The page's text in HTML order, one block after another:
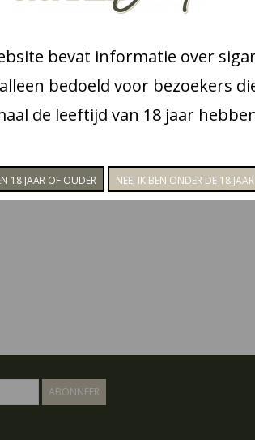
ABONNEER
bevat informatie over
bedoeld voor bezoekers
de leeftijd van 18 jaar